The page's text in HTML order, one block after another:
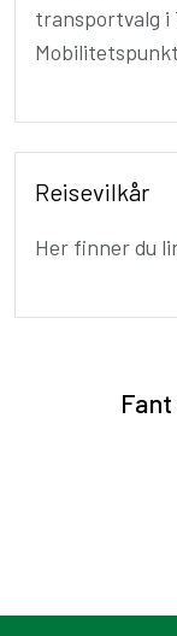
transportvalg i
Reisevilkår
Her finner du